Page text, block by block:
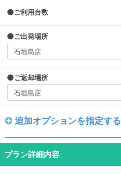
ご利用台数
ご出発場所
ご返却場所
追加オプションを指定する
プラン詳細内容